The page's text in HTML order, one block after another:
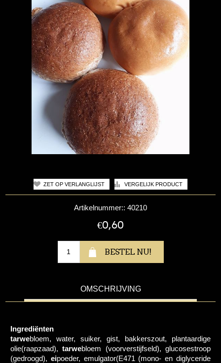
Artikelnummer:: 40210
€0,60
OMSCHRIJVING
Ingrediënten
tarwebloem, water, suiker, gist, bakkerszout, plantaardige
olie(raapzaad),tarwebloem (voorverstijfseld), glucosestroop
(gedroogd), eipoeder, emulgator(E471 (mono- en diglyceride